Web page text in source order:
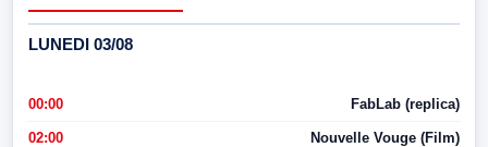
LUNEDI 03/08
00:00 FabLab (replica)
02:00 Nouvelle Vouge (Film)